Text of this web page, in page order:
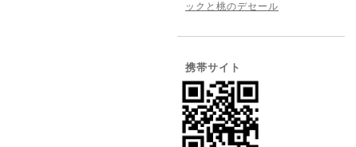
ックと桃のデセール
携帯サイト